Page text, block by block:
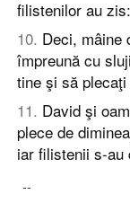
filistenilor au
10. Deci, mâine
împreună cu
tine şi să
11. David şi
plece de
iar filistenii s-au
--